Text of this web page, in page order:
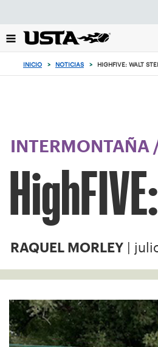
el
botón
INICIO > NOTICIAS > HIGHFIVE: WALT
INTERMONTAÑA
RAQUEL MORLEY |